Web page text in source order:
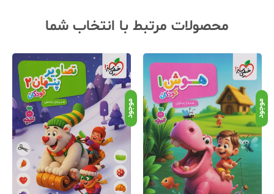
محصولات مرتبط با انتخاب شما
موجود موجود